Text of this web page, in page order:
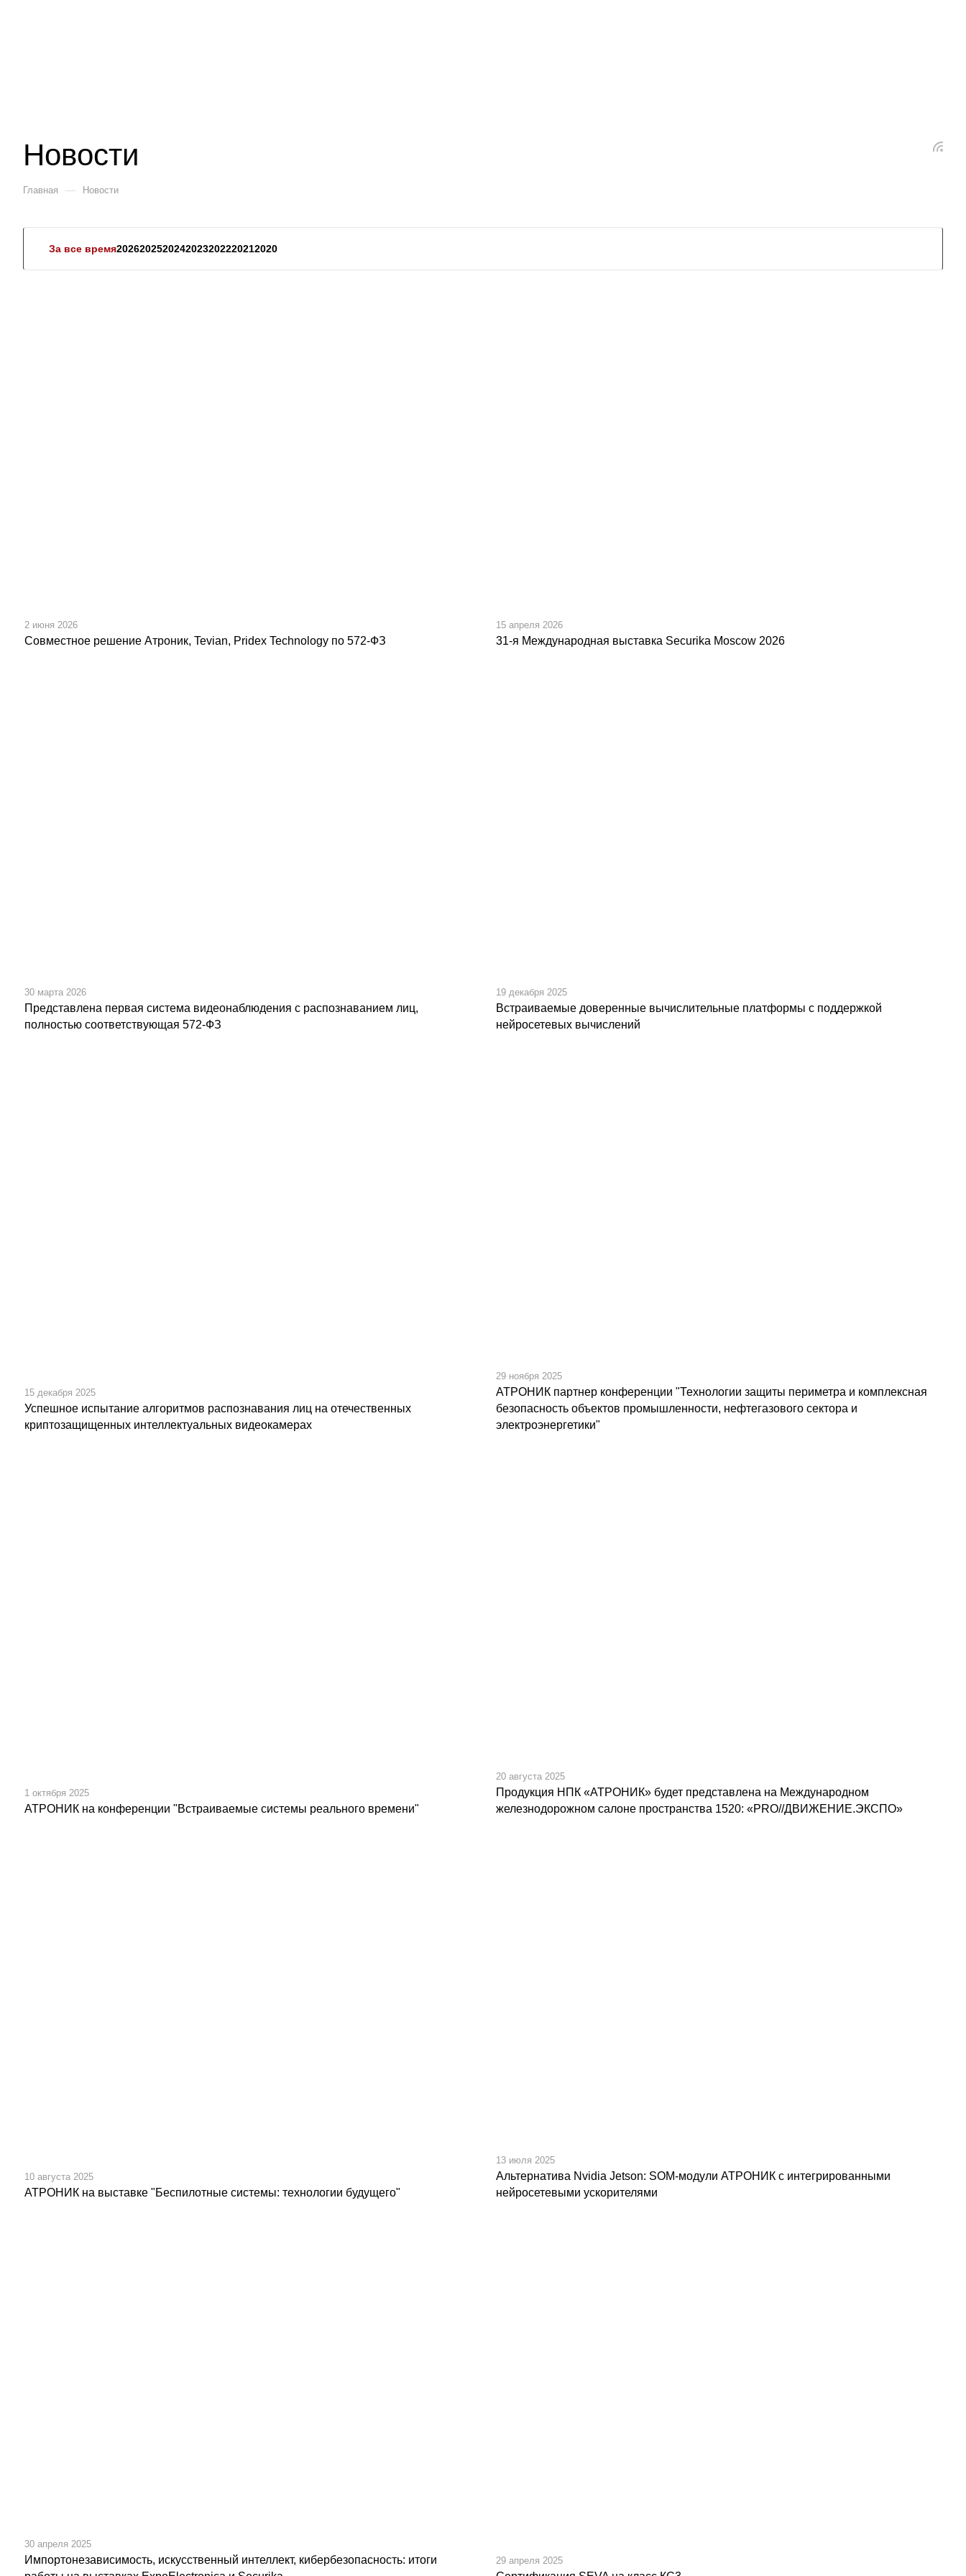
Новости
Главная — Новости
За все время2026202520242023202220212020
Совместное решение Атроник, Tevian, Pridex Technology по 572-ФЗ
2 июня 2026
31-я Международная выставка Securika Moscow 2026
15 апреля 2026
Представлена первая система видеонаблюдения с распознаванием лиц,
полностью соответствующая 572-ФЗ
30 марта 2026
Встраиваемые доверенные вычислительные платформы с поддержкой
нейросетевых вычислений
19 декабря 2025
Успешное испытание алгоритмов распознавания лиц на отечественных
криптозащищенных интеллектуальных видеокамерах
15 декабря 2025
АТРОНИК партнер конференции "Технологии защиты периметра и комплексная
безопасность объектов промышленности, нефтегазового сектора и
электроэнергетики"
29 ноября 2025
АТРОНИК на конференции "Встраиваемые системы реального времени"
1 октября 2025
Продукция НПК «АТРОНИК» будет представлена на Международном
железнодорожном салоне пространства 1520: «PRO//ДВИЖЕНИЕ.ЭКСПО »
20 августа 2025
АТРОНИК на выставке "Беспилотные системы: технологии будущего"
10 августа 2025
Альтернатива Nvidia Jetson: SOM-модули АТРОНИК с интегрированными
нейросетевыми ускорителями
13 июля 2025
Импортонезависимость, искусственный интеллект, кибербезопасность: итоги
30 апреля 2025
29 апреля 2025